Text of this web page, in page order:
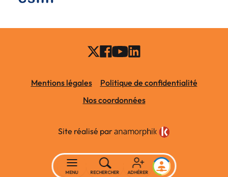
Mentions légales
Politique de confidentialité
Nos coordonnées
Site réalisé par
MENU RECHERCHER ADHÉRER